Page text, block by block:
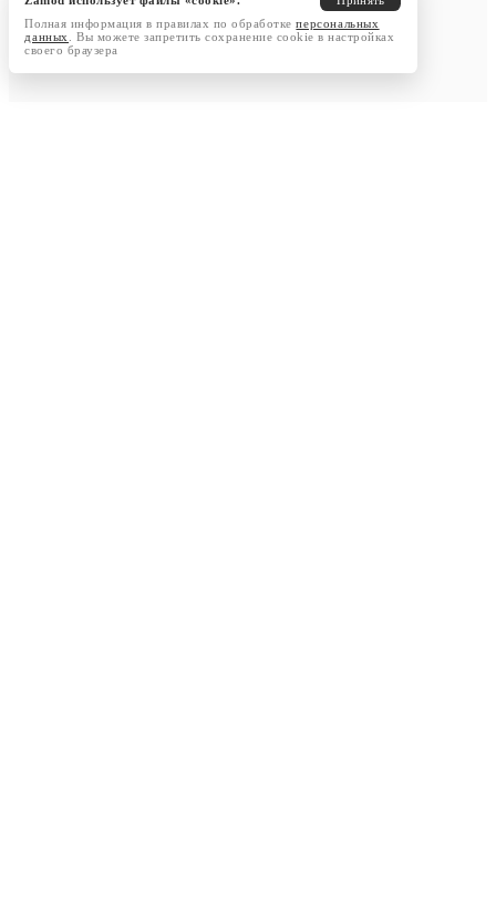
Полная информация в правилах по обработкеперсональных
данных
. Вы можете запретить сохранение cookie в настройках
своего браузера